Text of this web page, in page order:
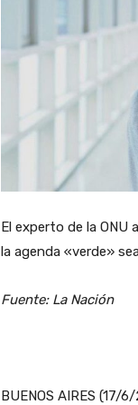
El experto de la ONU
la agenda «verde»
Fuente: La Nación
BUENOS AIRES (17/